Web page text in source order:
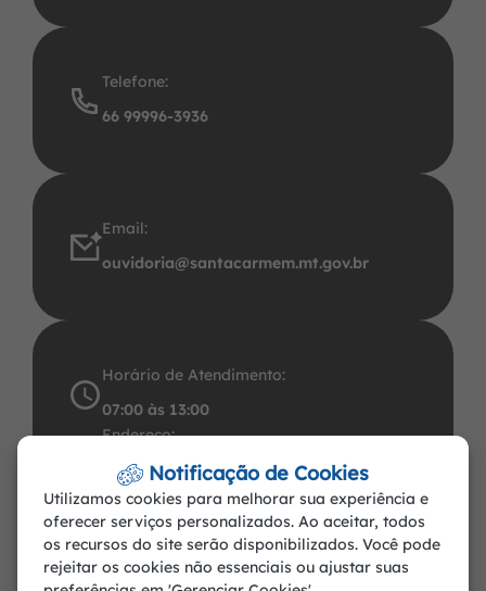
Telefone:
66 99996-3936
Email:
ouvidoria@santacarmem.mt.gov.br
Horário de Atendimento:
07:00 às 13:00
Endereço:
Avenida Santos Dumont, 491 Centro CEP:
78.545-000. CNPJ: 37.465.283/0001-57
Santa Carmem-MT
Notificação de Cookies
Utilizamos cookies para melhorar sua experiência e
oferecer serviços personalizados. Ao aceitar, todos
os recursos do site serão disponibilizados. Você pode
rejeitar os cookies não essenciais ou ajustar suas